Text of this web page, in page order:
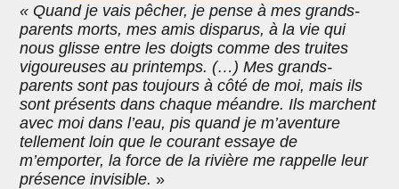
« Quand je vais pêcher, je pense à mes grands-
parents morts, mes amis disparus, à la vie qui
nous glisse entre les doigts comme des truites
vigoureuses au printemps. (…) Mes grands-
parents sont pas toujours à côté de moi, mais ils
sont présents dans chaque méandre. Ils marchent
avec moi dans l’eau, pis quand je m’aventure
tellement loin que le courant essaye de
m’emporter, la force de la rivière me rappelle leur
présence invisible. »